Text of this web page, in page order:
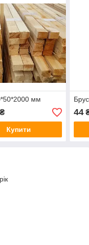
мм
Купити
44